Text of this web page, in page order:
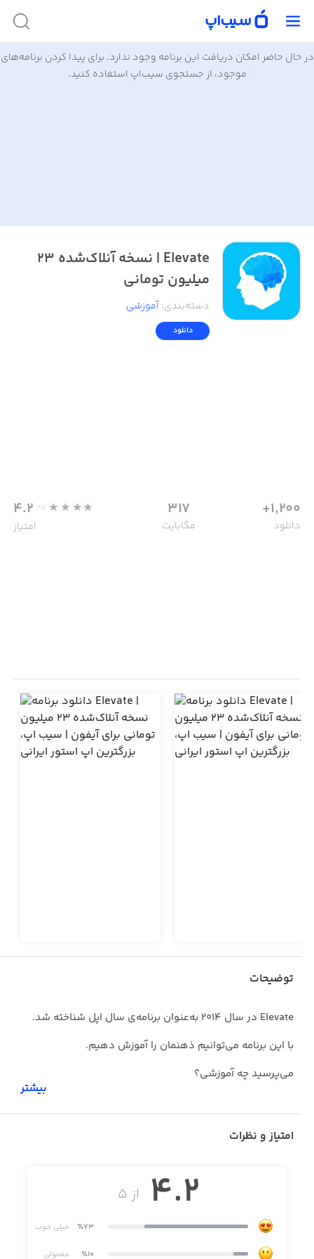
در حال حاضر امکان دریافت این برنامه وجود ندارد. برای پیدا کردن برنامه‌های
موجود، از جستجوی سیب‌اپ استفاده کنید.
Elevate | نسخه آنلاک‌شده ۲۳
میلیون تومانی
دسته‌بندی:آموزشی
دانلود
1,200+
دانلود
317
مگابایت
4.2
امتیاز
توضیحات
Elevate در سال ۲۰۱۴ به‌عنوان برنامه‌ی سال اپل شناخته شد.
با این برنامه می‌توانیم ذهنمان را آموزش دهیم.
می‌پرسید چه آموزشی؟
مثل خواندن و حافظه و درک ریاضی تمرکز کنیم و آنها را پرورش
دهیم.
بیشتر
امتیاز و نظرات
از ۵ 4.2
٪73 خیلی خوب
٪10 معمولی